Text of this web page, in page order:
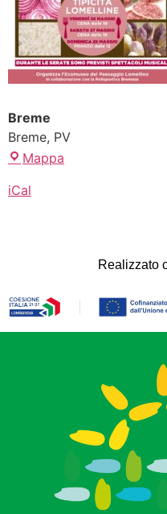
Breme
Breme, PV
Mappa
iCal
Realizzato